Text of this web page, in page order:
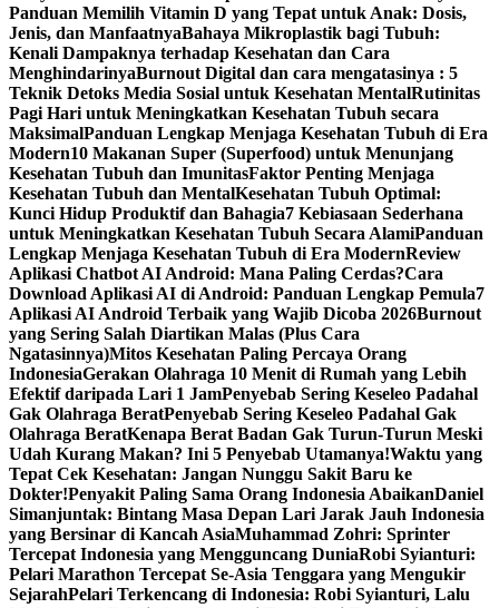
Panduan Memilih Vitamin D yang Tepat untuk Anak: Dosis,
Jenis, dan ManfaatnyaBahaya Mikroplastik bagi Tubuh:
Kenali Dampaknya terhadap Kesehatan dan Cara
MenghindarinyaBurnout Digital dan cara mengatasinya : 5
Teknik Detoks Media Sosial untuk Kesehatan MentalRutinitas
Pagi Hari untuk Meningkatkan Kesehatan Tubuh secara
MaksimalPanduan Lengkap Menjaga Kesehatan Tubuh di Era
Modern10 Makanan Super (Superfood) untuk Menunjang
Kesehatan Tubuh dan ImunitasFaktor Penting Menjaga
Kesehatan Tubuh dan MentalKesehatan Tubuh Optimal:
Kunci Hidup Produktif dan Bahagia7 Kebiasaan Sederhana
untuk Meningkatkan Kesehatan Tubuh Secara AlamiPanduan
Lengkap Menjaga Kesehatan Tubuh di Era ModernReview
Aplikasi Chatbot AI Android: Mana Paling Cerdas?Cara
Download Aplikasi AI di Android: Panduan Lengkap Pemula7
Aplikasi AI Android Terbaik yang Wajib Dicoba 2026Burnout
yang Sering Salah Diartikan Malas (Plus Cara
Ngatasinnya)Mitos Kesehatan Paling Percaya Orang
IndonesiaGerakan Olahraga 10 Menit di Rumah yang Lebih
Efektif daripada Lari 1 JamPenyebab Sering Keseleo Padahal
Gak Olahraga BeratPenyebab Sering Keseleo Padahal Gak
Olahraga BeratKenapa Berat Badan Gak Turun-Turun Meski
Udah Kurang Makan? Ini 5 Penyebab Utamanya!Waktu yang
Tepat Cek Kesehatan: Jangan Nunggu Sakit Baru ke
Dokter!Penyakit Paling Sama Orang Indonesia AbaikanDaniel
Simanjuntak: Bintang Masa Depan Lari Jarak Jauh Indonesia
yang Bersinar di Kancah AsiaMuhammad Zohri: Sprinter
Tercepat Indonesia yang Mengguncang DuniaRobi Syianturi:
Pelari Marathon Tercepat Se-Asia Tenggara yang Mengukir
SejarahPelari Terkencang di Indonesia: Robi Syianturi, Lalu